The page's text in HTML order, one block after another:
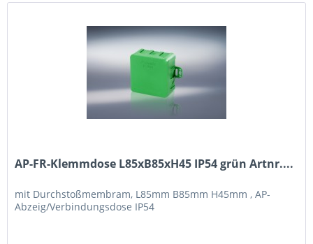
AP-FR-Klemmdose L85xB85xH45 IP54 grün Artnr....
mit Durchstoßmembram, L85mm B85mm H45mm , AP-
Abzeig/Verbindungsdose IP54